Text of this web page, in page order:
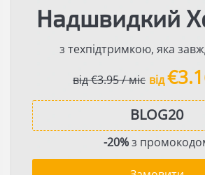
Надшвидкий
з техпідтримкою, яка
від €3.95 / міс від
-20%з